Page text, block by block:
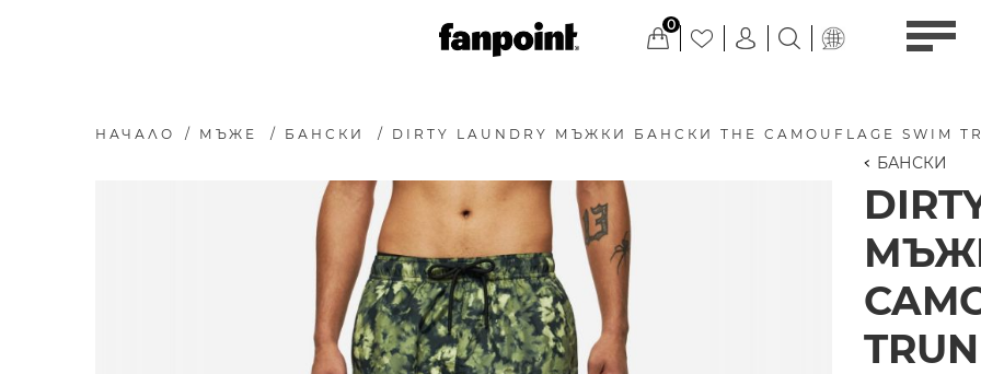
0
НАЧАЛО / МЪЖЕ / БАНСКИ / DIRTY LAUNDRY МЪЖКИ БАНСКИ THE CAMOUFLAGE SWIM
БАНСКИ